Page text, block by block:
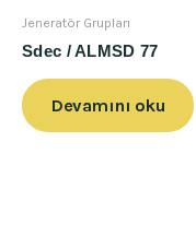
Jeneratör Grupları
Sdec / ALMSD 77
Devamını oku